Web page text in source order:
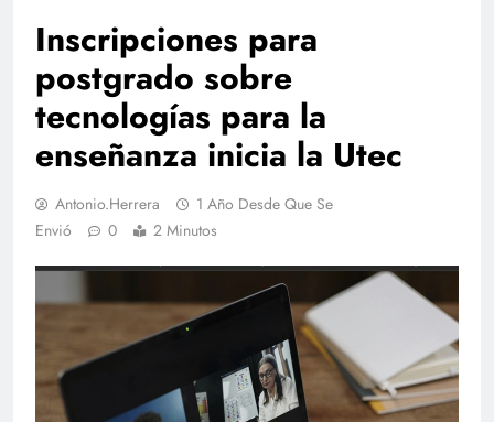
Inscripciones para
postgrado sobre
tecnologías para la
enseñanza inicia la Utec
Antonio.herrera
1 Año Desde Que Se
Envió
0 2 Minutos